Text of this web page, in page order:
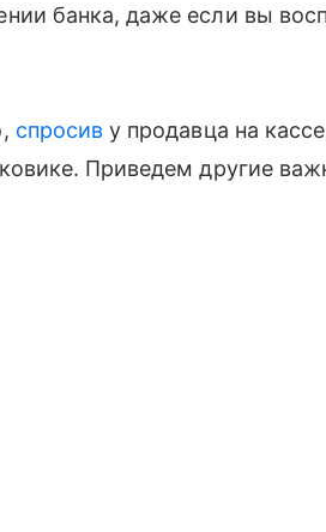
банка, даже если вы
спросив у продавца на
Приведем другие